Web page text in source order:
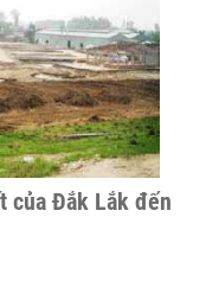
của Đắk Lắk đến